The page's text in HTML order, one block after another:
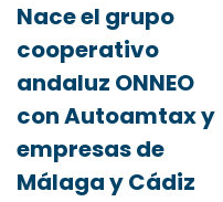
Nace el grupo
cooperativo
andaluz ONNEO
con Autoamtax y
empresas de
Málaga y Cádiz